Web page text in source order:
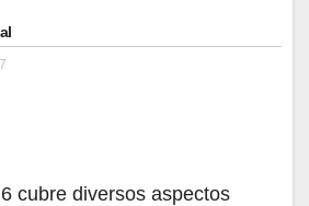
cubre diversos aspectos